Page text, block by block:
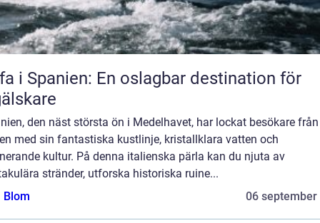
i Spanien: En oslagbar destination för
den näst största ön i Medelhavet, har lockat besökare
med sin fantastiska kustlinje, kristallklara vatten och
kultur. På denna italienska pärla kan du njuta av
stränder, utforska historiska ruine...
Blom
06 september